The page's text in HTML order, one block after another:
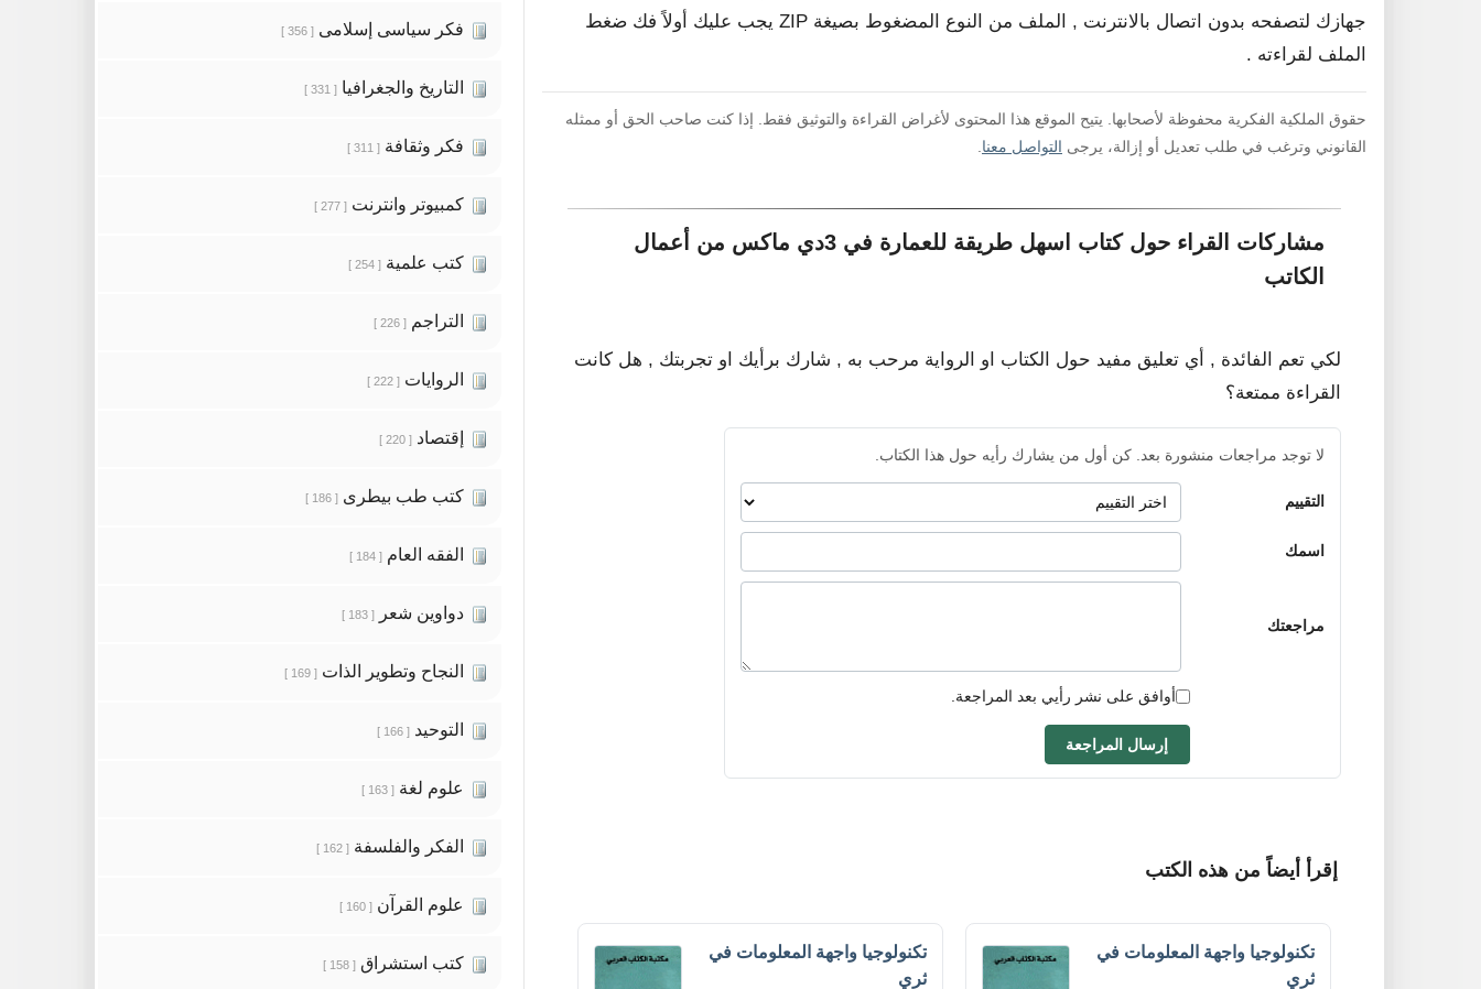
جهازك لتصفحه بدون اتصال بالانترنت , الملف من النوع المضغوط بصيغة ZIP يجب عليك أولاً فك ضغط
الملف لقراءته .
حقوق الملكية الفكرية محفوظة لأصحابها. يتيح الموقع هذا المحتوى لأغراض القراءة والتوثيق فقط. إذا كنت صاحب الحق أو ممثله
القانوني وترغب في طلب تعديل أو إزالة، يرجى التواصل معنا
مشاركات القراء حول كتاب اسهل طريقة للعمارة في 3دي ماكس من أعمال
الكاتب
لكي تعم الفائدة , أي تعليق مفيد حول الكتاب او الرواية مرحب به , شارك برأيك او تجربتك , هل كانت
القراءة ممتعة؟
لا توجد مراجعات منشورة بعد. كن أول من يشارك رأيه حول هذا الكتاب.
التقييم
اسمك
مراجعتك
أوافق على نشر رأيي بعد المراجعة.
إرسال المراجعة
إقرأ أيضاً من هذه الكتب
تكنولوجيا واجهة المعلومات في
ثري
تكنولوجيا واجهة المعلومات في
ثري
فكر سياسى إسلامى [ 356 ]
التاريخ والجغرافيا [ 331 ]
فكر وثقافة [ 311 ]
كمبيوتر وانترنت [ 277 ]
كتب علمية [ 254 ]
التراجم [ 226 ]
الروايات [ 222 ]
إقتصاد [ 220 ]
كتب طب بيطرى [ 186 ]
الفقه العام [ 184 ]
دواوين شعر [ 183 ]
النجاح وتطوير الذات [ 169 ]
التوحيد [ 166 ]
علوم لغة [ 163 ]
الفكر والفلسفة [ 162 ]
علوم القرآن [ 160 ]
كتب استشراق [ 158 ]